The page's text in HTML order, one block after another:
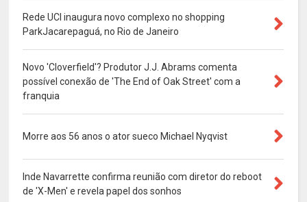
Rede UCI inaugura novo complexo no shopping
ParkJacarepaguá, no Rio de Janeiro
Novo 'Cloverfield'? Produtor J.J. Abrams comenta
possível conexão de 'The End of Oak Street' com a
franquia
Morre aos 56 anos o ator sueco Michael Nyqvist
Inde Navarrette confirma reunião com diretor do reboot
de 'X-Men' e revela papel dos sonhos